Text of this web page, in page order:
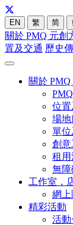
EN 繁 简
關於 PMQ 元創
置及交通 歷史
關於
位置
場
單
創意
租
無
工作室，
網上
精彩活動
活動